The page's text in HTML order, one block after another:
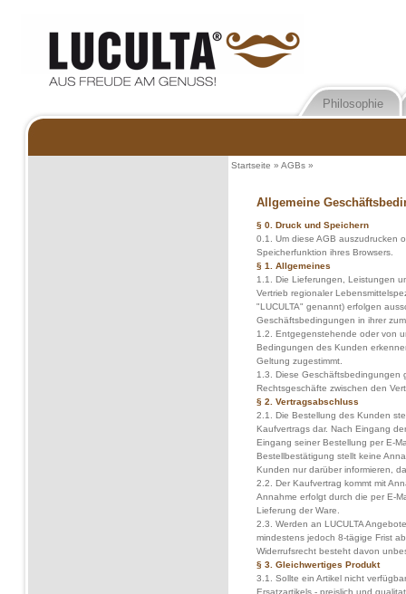
Philosophie
Startseite » AGBs»
Allgemeine
§ 0. Druck und Speichern
0.1. Um diese AGB auszudrucken
Speicherfunktion ihres Browsers.
§ 1. Allgemeines
1.1. Die Lieferungen, Leistungen
Vertrieb regionaler
"LUCULTA" genannt) erfolgen
Geschäftsbedingungen in ihrer
1.2. Entgegenstehende oder von
Bedingungen des Kunden
Geltung zugestimmt.
1.3. Diese Geschäftsbedingungen
Rechtsgeschäfte zwischen den
§ 2. Vertragsabschluss
2.1. Die Bestellung des Kunden
Kaufvertrags dar. Nach Eingang
Eingang seiner Bestellung per E-
Bestellbestätigung stellt keine
Kunden nur darüber informieren,
2.2. Der Kaufvertrag kommt mit
Annahme erfolgt durch die per E-
Lieferung der Ware.
2.3. Werden an LUCULTA
mindestens jedoch 8-tägige Frist
Widerrufsrecht besteht davon
§ 3. Gleichwertiges Produkt
3.1. Sollte ein Artikel nicht
Ersatzartikels - preislich und